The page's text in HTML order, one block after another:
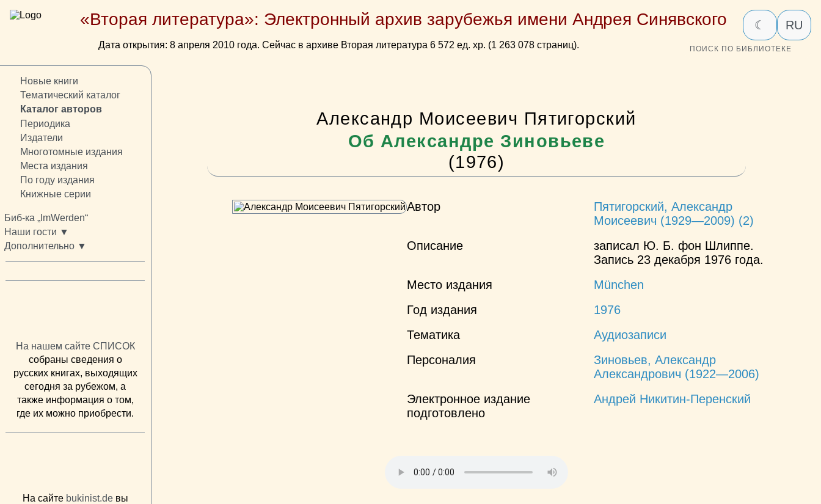
«Вторая литература»: Электронный архив зарубежья имени Андрея Синявского
Дата открытия: 8 апреля 2010 года. Сейчас в архиве Вторая литература 6 572 ед. хр. (1 263 078 страниц).
☾ RU
ПОИСК ПО БИБЛИОТЕКЕ
Новые книги
Тематический каталог
Каталог авторов
Периодика
Издатели
Многотомные издания
Места издания
По году издания
Книжные серии
Биб-ка „ImWerden“
Наши гости ▼
Дополнительно ▼
На нашем сайте СПИСОК
собраны сведения о
русских книгах, выходящих
сегодня за рубежом, а
также информация о том,
где их можно приобрести.
На сайте bukinist.deвы
Александр Моисеевич Пятигорский
Об Александре Зиновьеве
(1976)
Автор
Пятигорский, Александр
Моисеевич (1929—2009) (2)
Описание
записал Ю. Б. фон Шлиппе.
Запись 23 декабря 1976 года.
Место издания
München
Год издания
1976
Тематика
Аудиозаписи
Персоналия
Зиновьев, Александр
Александрович (1922—2006)
Электронное издание
подготовлено
Андрей Никитин-Перенский